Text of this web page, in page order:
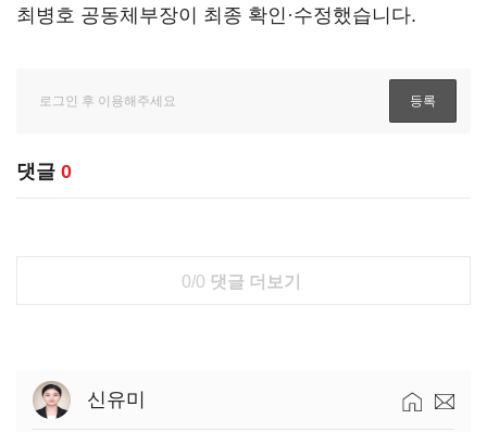
최병호 공동체부장이 최종 확인·수정했습니다.
댓글 0
0/0 댓글 더보기
신유미